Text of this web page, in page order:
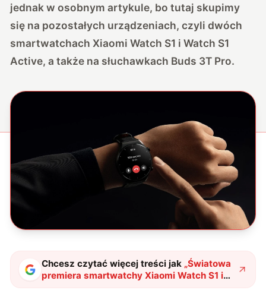
jednak w osobnym artykule, bo tutaj skupimy
się na pozostałych urządzeniach, czyli dwóch
smartwatchach Xiaomi Watch S1 i Watch S1
Active, a także na słuchawkach Buds 3T Pro.
Chcesz czytać więcej treści jak „Światowa
premiera smartwatchy Xiaomi Watch S1 i
Watch S1 Active. Pojawiają się też